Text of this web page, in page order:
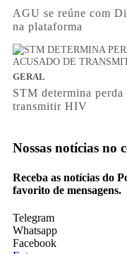
AGU se reúne com
na plataforma
GERAL
STM determina
transmitir HIV
Nossas notícias no
Receba as notícias do
favorito de mensagens.
Telegram
Whatsapp
Facebook